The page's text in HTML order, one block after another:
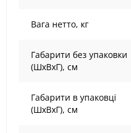
Вага нетто, кг
Габарити без упаковки
(ШхВхГ), cм
Габарити в упаковці
(ШхВхГ), cм